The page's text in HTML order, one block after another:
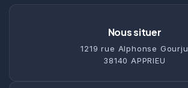
Nous situer
1219 rue Alphonse Gourju
38140 APPRIEU